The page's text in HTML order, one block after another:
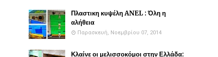
Πλαστικη κυψέλη ANEL : Όλη η
αλήθεια
Παρασκευή, Νοεμβρίου 07, 2014
Κλαίνε οι μελισσοκόμοι στην Ελλάδα: